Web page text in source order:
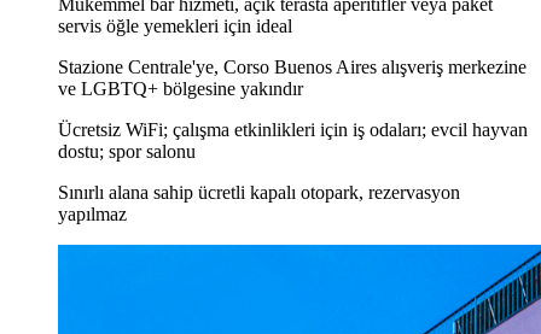
servis öğle yemekleri için ideal
Stazione Centrale'ye, Corso Buenos Aires alışveriş merkezine
ve LGBTQ+ bölgesine yakındır
Ücretsiz WiFi; çalışma etkinlikleri için iş odaları; evcil hayvan
dostu; spor salonu
Sınırlı alana sahip ücretli kapalı otopark, rezervasyon
yapılmaz